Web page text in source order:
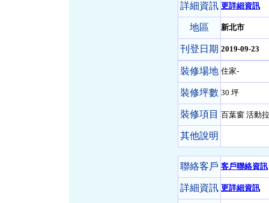
詳細資訊 更詳細資訊
地區 新北市
刊登日期 2019-09-23
裝修場地 住家-
裝修坪數 30 坪
裝修項目 百葉窗 活動
其他說明
聯絡客戶 客戶聯絡資訊
詳細資訊 更詳細資訊